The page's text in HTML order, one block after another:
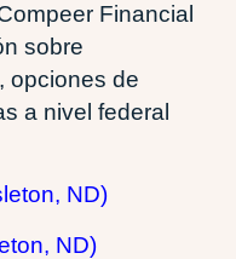
Financial
sobre
opciones de
a nivel federal
ND)
ND)